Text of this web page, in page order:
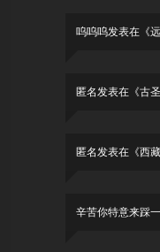
呜呜呜发表在《
匿名发表在《古
匿名发表在《西
辛苦你特意来踩